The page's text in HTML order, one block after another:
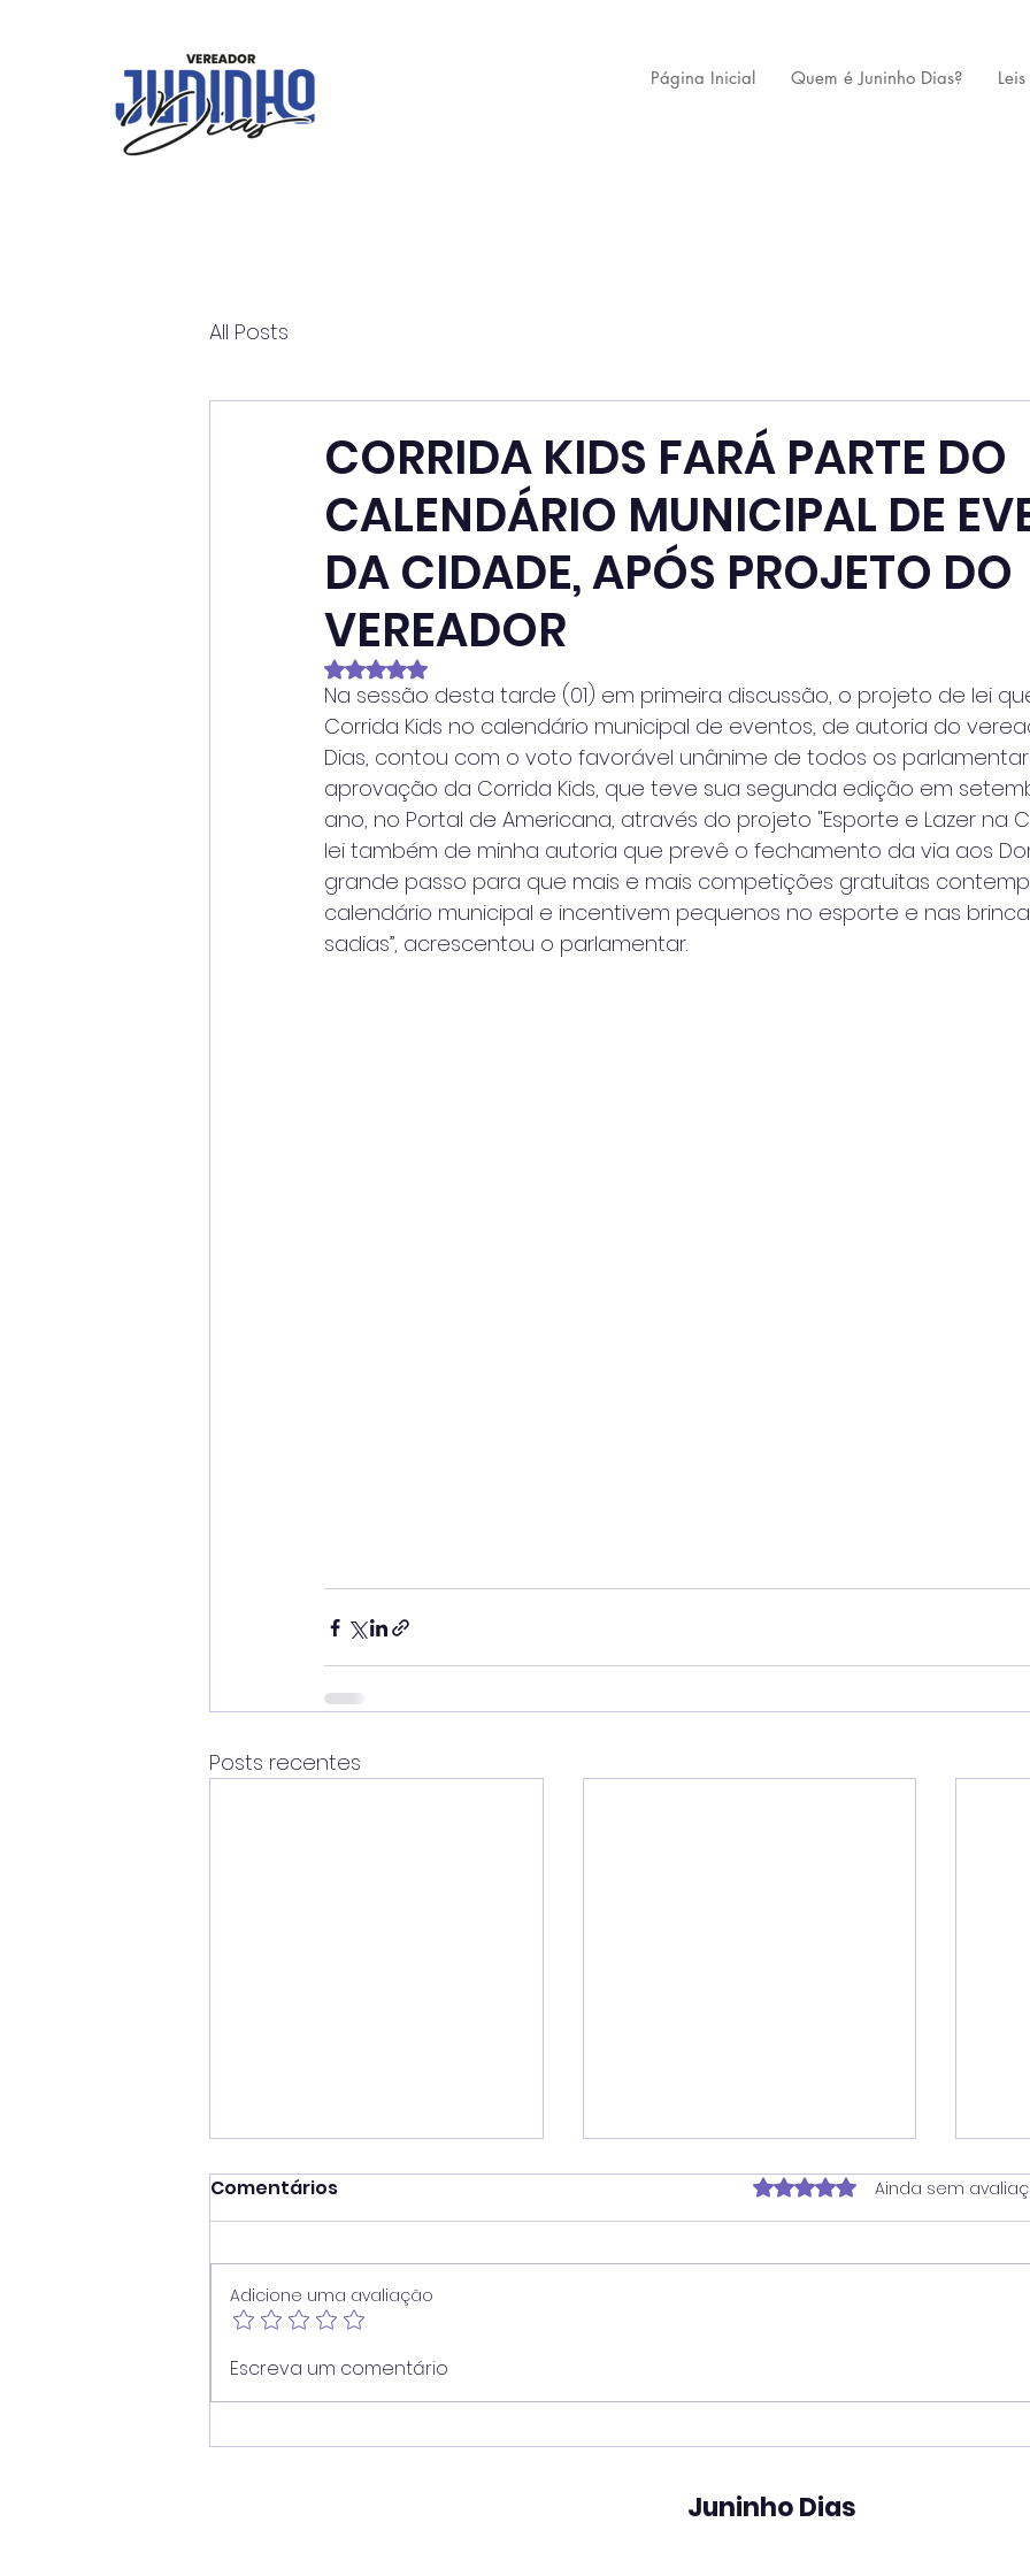
Página Inicial Quem é Juninho Dias?
All Posts
CORRIDA KIDS FARÁ PARTE DO
CALENDÁRIO MUNICIPAL DE
DA CIDADE, APÓS PROJETO DO
VEREADOR
Avaliado com NaN de 5 estrelas.
Na sessão desta tarde (01) em primeira discussão, o projeto de lei
Corrida Kids no calendário municipal de eventos, de autoria do
Dias, contou com o voto favorável unânime de todos os
aprovação da Corrida Kids, que teve sua segunda edição em
ano, no Portal de Americana, através do projeto "Esporte e Lazer na
lei também de minha autoria que prevê o fechamento da via aos
grande passo para que mais e mais competições gratuitas
calendário municipal e incentivem pequenos no esporte e nas
sadias”, acrescentou o parlamentar.
Posts recentes
Vereador Juninho Dias
propõe modernização
contra dependência em
atendimento ampliado
pelo SUS
Comentários Avaliado com 0 de 5
Ainda sem
Adicione uma avaliação
Escreva um comentário
Juninho Dias